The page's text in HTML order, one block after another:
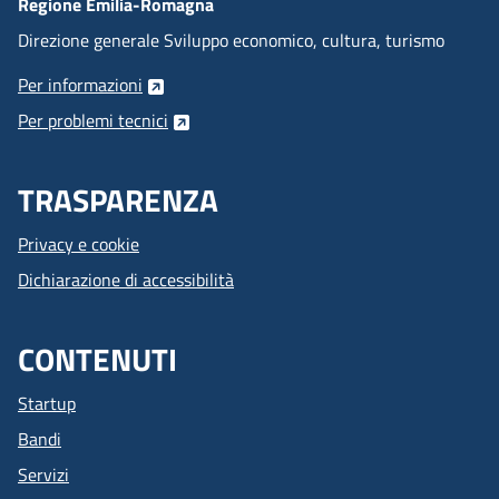
Direzione generale Sviluppo economico, cultura, turismo
Per informazioni
Per problemi tecnici
TRASPARENZA
Privacy e cookie
Dichiarazione di accessibilità
CONTENUTI
Startup
Bandi
Servizi